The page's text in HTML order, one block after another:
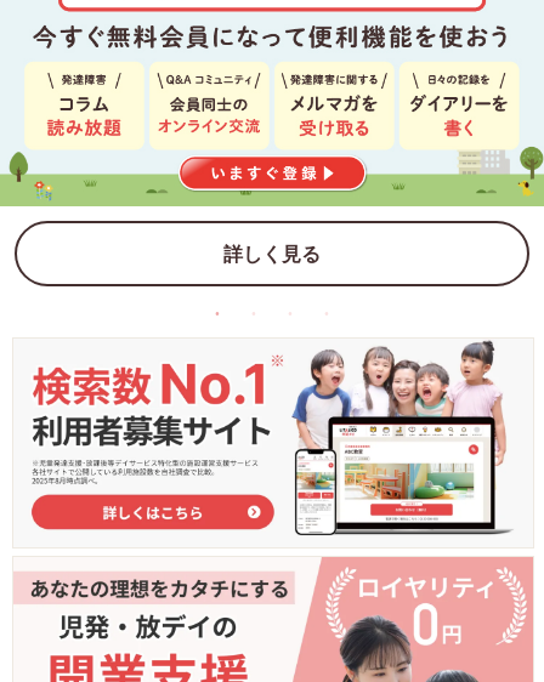
詳しく見る